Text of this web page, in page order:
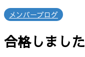
メンバーブログ
合格しました